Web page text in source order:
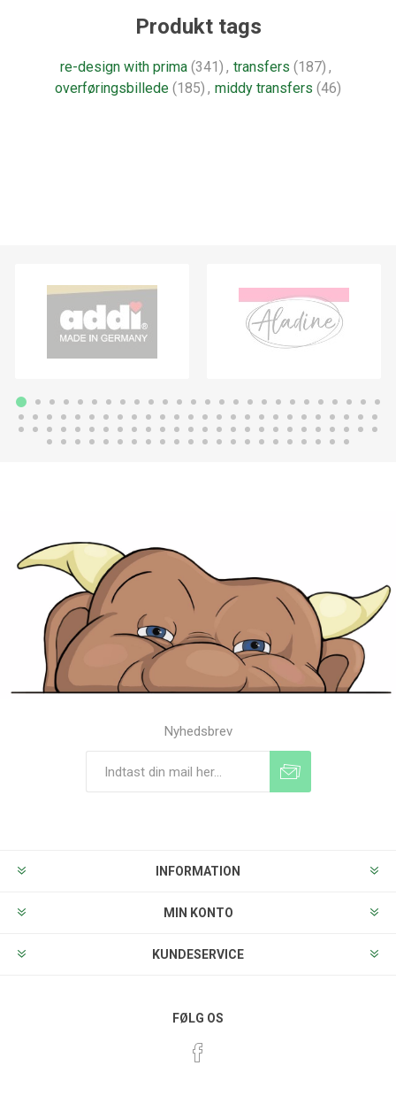
Produkt tags
re-design with prima (341) , transfers (187) ,
overføringsbillede (185) , middy transfers (46)
Nyhedsbrev
INFORMATION
MIN KONTO
KUNDESERVICE
FØLG OS